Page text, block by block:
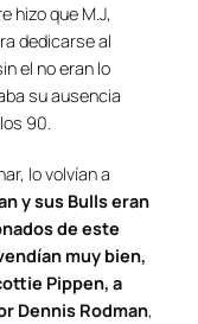
hizo que M.J,
dedicarse al
el no eran lo
su ausencia
90.
lo volvían a
y sus Bulls eran
de este
muy bien,
Pippen, a
Dennis Rodman,